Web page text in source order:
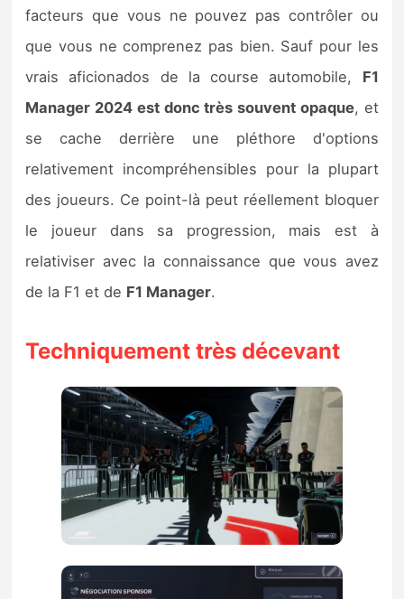
facteurs que vous ne pouvez pas contrôler ou
que vous ne comprenez pas bien. Sauf pour les
vrais aficionados de la course automobile, F1
Manager 2024 est donc très souvent opaque, et
se cache derrière une pléthore d'options
relativement incompréhensibles pour la plupart
des joueurs. Ce point-là peut réellement bloquer
le joueur dans sa progression, mais est à
relativiser avec la connaissance que vous avez
de la F1 et de F1 Manager.
Techniquement très décevant